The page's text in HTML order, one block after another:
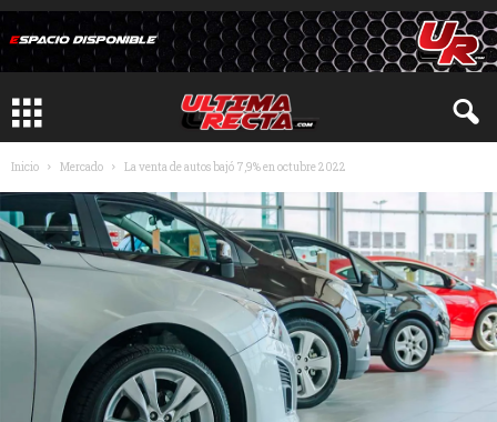
Inicio Mercado La venta de autos bajó 7,9% en octubre 2022